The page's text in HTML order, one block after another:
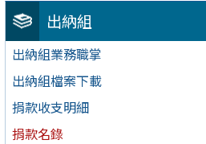
出納組
出納組業務職掌
出納組檔案下載
捐款收支明細
捐款名錄